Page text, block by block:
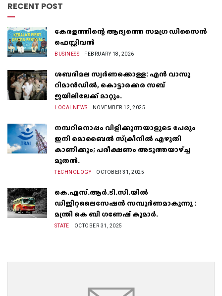
RECENT POST
കേരളത്തിന്റെ ആദ്യത്തെ സമഗ്ര ഡിസൈൻ
ഫെസ്റ്റിവൽ
BUSINESS FEBRUARY 18, 2026
ശബരിമല സ്വർണക്കൊള്ള: എൻ വാസു
റിമാൻഡിൽ, കൊട്ടാരക്കര സബ്
ജയിലിലേക്ക് മാറ്റും.
LOCALNEWS NOVEMBER 12, 2025
നമ്പറിനൊപ്പം വിളിക്കുന്നയാളുടെ പേരും
ഇനി മൊബൈൽ സ്‌ക്രീനില്‍ എഴുതി
കാണിക്കും; പരീക്ഷണം അടുത്തയാഴ്‌ച്ച
മുതല്‍.
TECHNOLOGY OCTOBER 31, 2025
കെ.എസ്.ആർ.ടി.സി.യിൽ
ഡിജിറ്റലൈസേഷൻ സമ്പൂർണമാകുന്നു :
മന്ത്രി കെ ബി ഗണേഷ് കുമാർ.
STATE OCTOBER 31, 2025